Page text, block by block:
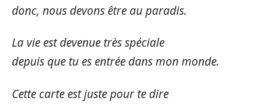
donc, nous devons être au paradis.
La vie est devenue très spéciale
depuis que tu es entrée dans mon monde.
Cette carte est juste pour te dire